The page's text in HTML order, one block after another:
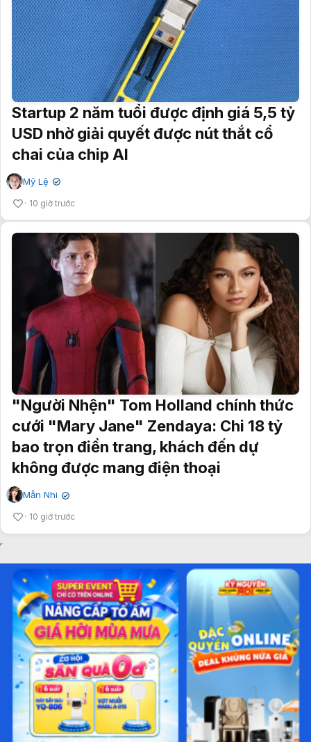
Startup 2 năm tuổi được định giá 5,5 tỷ
USD nhờ giải quyết được nút thắt cổ
chai của chip AI
Mỹ Lệ ✔
10 giờ trước
"Người Nhện" Tom Holland chính thức
cưới "Mary Jane" Zendaya: Chi 18 tỷ
bao trọn điền trang, khách đến dự
không được mang điện thoại
Mẫn Nhi ✔
10 giờ trước